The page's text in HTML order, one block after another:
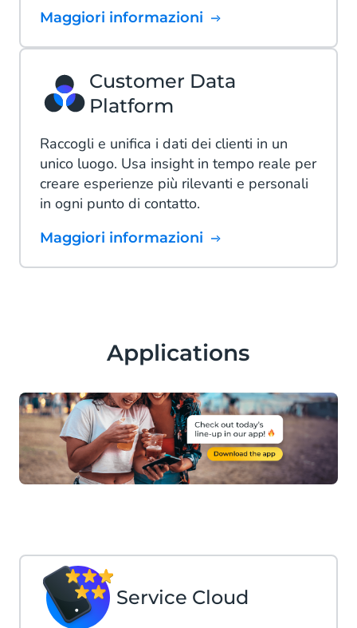
Maggiori informazioni
Customer Data
Platform
Raccogli e unifica i dati dei clienti in un
unico luogo. Usa insight in tempo reale per
creare esperienze più rilevanti e personali
in ogni punto di contatto.
Maggiori informazioni
Applications
Service Cloud